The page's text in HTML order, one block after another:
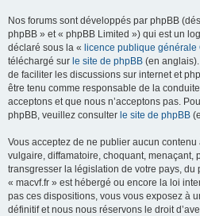
Nos forums sont développés par phpBB
phpBB » et « phpBB Limited ») qui est un
déclaré sous la « licence publique générale
téléchargé sur le site de phpBB (en
de faciliter les discussions sur internet et
être tenu comme responsable de la
acceptons et que nous n’acceptons pas.
phpBB, veuillez consulter le site de phpBB
Vous acceptez de ne publier aucun
vulgaire, diffamatoire, choquant, menaçant,
transgresser la législation de votre pays, du
« macvf.fr » est hébergé ou encore la loi
pas ces dispositions, vous vous exposez à
définitif et nous nous réservons le droit